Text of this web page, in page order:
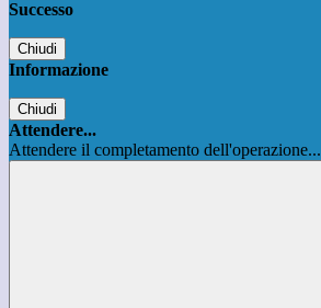
Successo
Chiudi
Informazione
Chiudi
Attendere...
Attendere il completamento dell'operazione...